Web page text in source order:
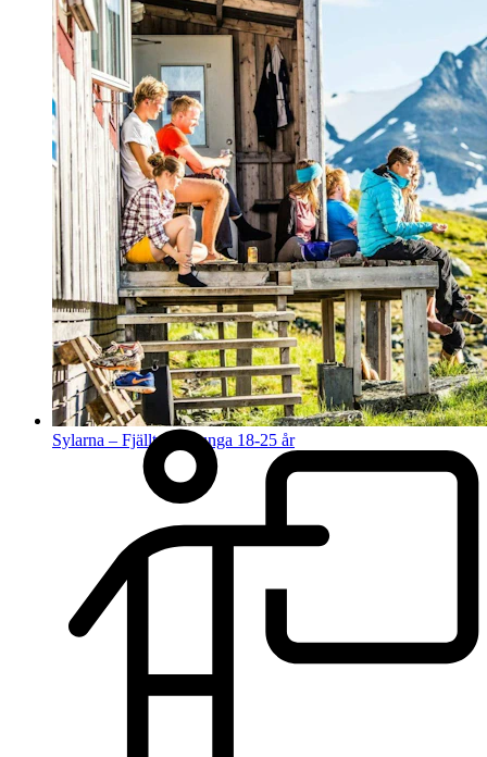
Sylarna – Fjälltur för unga 18-25 år